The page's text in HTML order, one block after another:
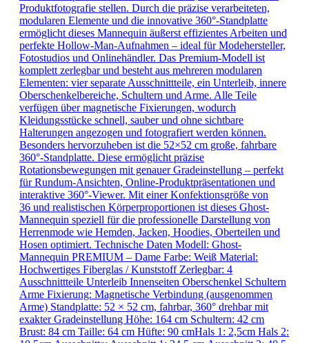
Produktfotografie stellen. Durch die präzise verarbeiteten,
modularen Elemente und die innovative 360°-Standplatte
ermöglicht dieses Mannequin äußerst effizientes Arbeiten und
perfekte Hollow-Man-Aufnahmen – ideal für Modehersteller,
Fotostudios und Onlinehändler. Das Premium-Modell ist
komplett zerlegbar und besteht aus mehreren modularen
Elementen: vier separate Ausschnittteile, ein Unterleib, innere
Oberschenkelbereiche, Schultern und Arme. Alle Teile
verfügen über magnetische Fixierungen, wodurch
Kleidungsstücke schnell, sauber und ohne sichtbare
Halterungen angezogen und fotografiert werden können.
Besonders hervorzuheben ist die 52×52 cm große, fahrbare
360°-Standplatte. Diese ermöglicht präzise
Rotationsbewegungen mit genauer Gradeinstellung – perfekt
für Rundum-Ansichten, Online-Produktpräsentationen und
interaktive 360°-Viewer. Mit einer Konfektionsgröße von
36 und realistischen Körperproportionen ist dieses Ghost-
Mannequin speziell für die professionelle Darstellung von
Herrenmode wie Hemden, Jacken, Hoodies, Oberteilen und
Hosen optimiert. Technische Daten Modell: Ghost-
Mannequin PREMIUM – Dame Farbe: Weiß Material:
Hochwertiges Fiberglas / Kunststoff Zerlegbar: 4
Ausschnittteile Unterleib Innenseiten Oberschenkel Schultern
Arme Fixierung: Magnetische Verbindung (ausgenommen
Arme) Standplatte: 52 × 52 cm, fahrbar, 360° drehbar mit
exakter Gradeinstellung Höhe: 164 cm Schultern: 42 cm
Brust: 84 cm Taille: 64 cm Hüfte: 90 cmHals 1: 2,5cm Hals 2: